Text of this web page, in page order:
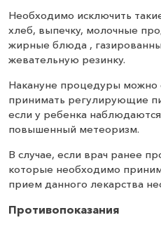
Необходимо исключить
хлеб, выпечку, молочные
жирные блюда ,
жевательную резинку.
Накануне процедуры можно
принимать регулирующие
если у ребенка
повышенный метеоризм.
В случае, если врач ранее
которые необходимо
прием данного лекарства
Противопоказания